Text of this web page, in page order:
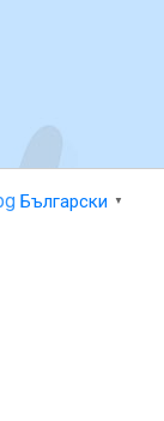
Български ▼